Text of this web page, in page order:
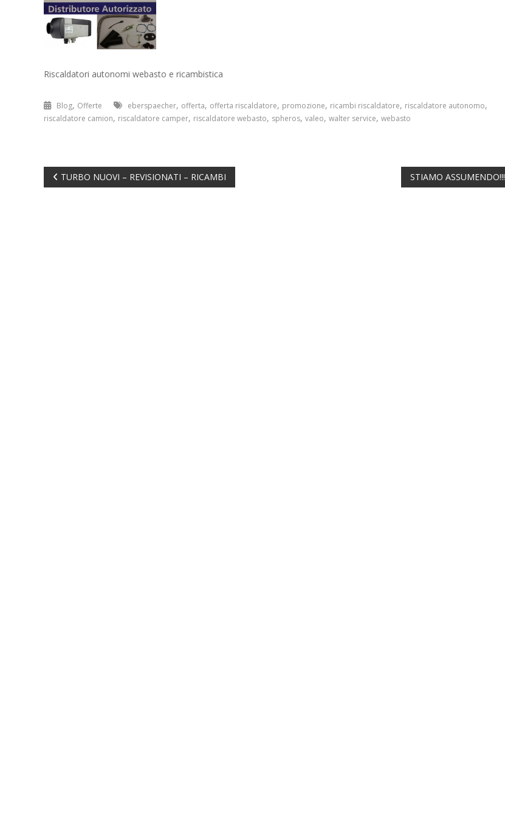
Riscaldatori autonomi webasto e ricambistica
Blog, Offerte eberspaecher, offerta, offerta riscaldatore, promozione, ricambi riscaldatore, riscaldatore autonomo,
riscaldatore camion, riscaldatore camper, riscaldatore webasto, spheros, valeo, walter service, webasto
Navigazione
TURBO NUOVI – REVISIONATI – RICAMBI STIAMO ASSUMENDO!!!